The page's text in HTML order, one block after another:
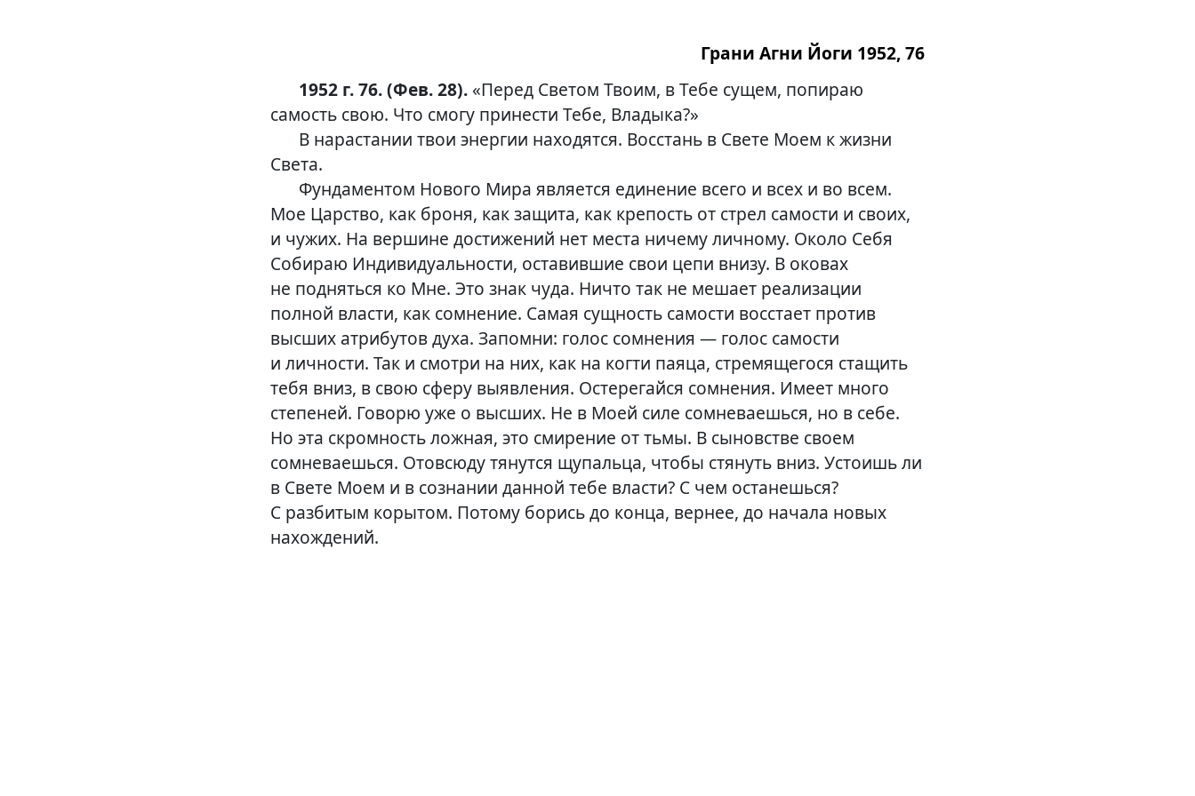
Грани Агни Йоги 1952, 76
1952 г. 76. (Фев. 28). «Перед Светом Твоим, в Тебе сущем, попираю
самость свою. Что смогу принести Тебе, Владыка?»
В нарастании твои энергии находятся. Восстань в Свете Моем к жизни
Света.
Фундаментом Нового Мира является единение всего и всех и во всем.
Мое Царство, как броня, как защита, как крепость от стрел самости и своих,
и чужих. На вершине достижений нет места ничему личному. Около Себя
Собираю Индивидуальности, оставившие свои цепи внизу. В оковах
не подняться ко Мне. Это знак чуда. Ничто так не мешает реализации
полной власти, как сомнение. Самая сущность самости восстает против
высших атрибутов духа. Запомни: голос сомнения — голос самости
и личности. Так и смотри на них, как на когти паяца, стремящегося стащить
тебя вниз, в свою сферу выявления. Остерегайся сомнения. Имеет много
степеней. Говорю уже о высших. Не в Моей силе сомневаешься, но в себе.
Но эта скромность ложная, это смирение от тьмы. В сыновстве своем
сомневаешься. Отовсюду тянутся щупальца, чтобы стянуть вниз. Устоишь ли
в Свете Моем и в сознании данной тебе власти? С чем останешься?
С разбитым корытом. Потому борись до конца, вернее, до начала новых
нахождений.